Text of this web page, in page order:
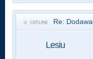
Re:
Lesiu